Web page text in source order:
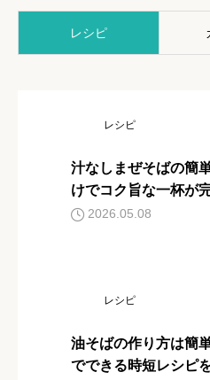
レシピ
レシピ
汁なしまぜそばの簡
けでコク旨な一杯が
2026.05.08
レシピ
油そばの作り方は簡
でできる時短レシピ